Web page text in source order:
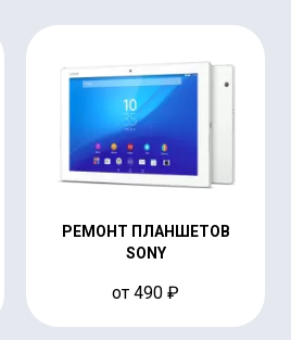
РЕМОНТ ПЛАНШЕТОВ
SONY
от 490 ₽